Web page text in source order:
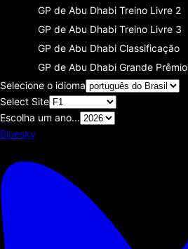
GP de Abu Dhabi Treino Livre 2
GP de Abu Dhabi Treino Livre 3
GP de Abu Dhabi Classificaçāo
GP de Abu Dhabi Grande Prêmio
Selecione o idioma
Select Site
Escolha um ano...
Bluesky